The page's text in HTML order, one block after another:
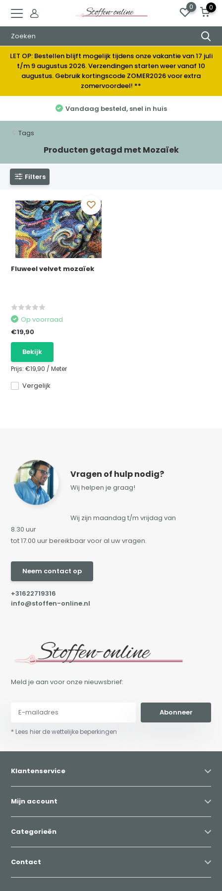
0 0
LET OP: Bestellen blijft mogelijk tijdens onze vakantie van 17 juli
t/m 9 augustus 2026. Verzendingen starten weer vanaf 10
augustus. Gebruik kortingscode ZOMER2026 voor extra
zomervoordeel! **
Vandaag besteld, snel in huis
Tags
Producten getagd met Mozaïek
Filters
Fluweel velvet mozaïek
Vergelijk
Op voorraad
€19,90
Bekijk
Prijs:€19,90 /Meter
Vragen of hulp nodig?
Wij helpen je graag!
Wij zijn maandag t/m vrijdag van
8.30 uur
tot 17.00 uur bereikbaar voor al uw vragen.
Neem contact op
+31622719316
info@stoffen-online.nl
Meld je aan voor onze nieuwsbrief:
Abonneer
* Lees hier de wettelijke beperkingen
Klantenservice
Mijn account
Categorieën
Contact